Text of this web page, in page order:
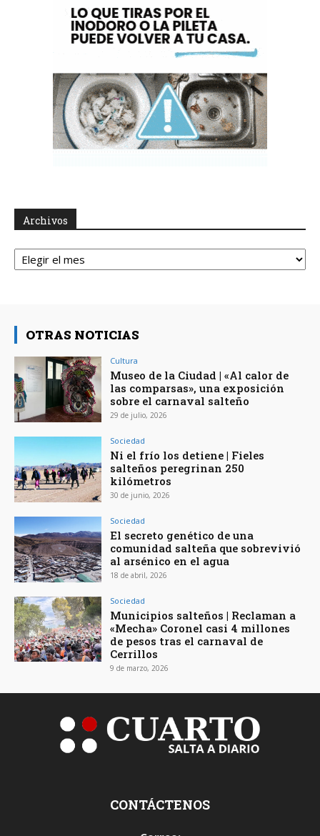
Archivos
Archivos
OTRAS NOTICIAS
Cultura
Museo de la Ciudad | «Al calor de
las comparsas», una exposición
sobre el carnaval salteño
29 de julio, 2026
Sociedad
Ni el frío los detiene | Fieles
salteños peregrinan 250
kilómetros
30 de junio, 2026
Sociedad
El secreto genético de una
comunidad salteña que sobrevivió
al arsénico en el agua
18 de abril, 2026
Sociedad
Municipios salteños | Reclaman a
«Mecha» Coronel casi 4 millones
de pesos tras el carnaval de
Cerrillos
9 de marzo, 2026
CONTÁCTENOS